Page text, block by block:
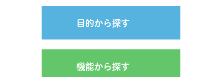
目的から探す
機能から探す